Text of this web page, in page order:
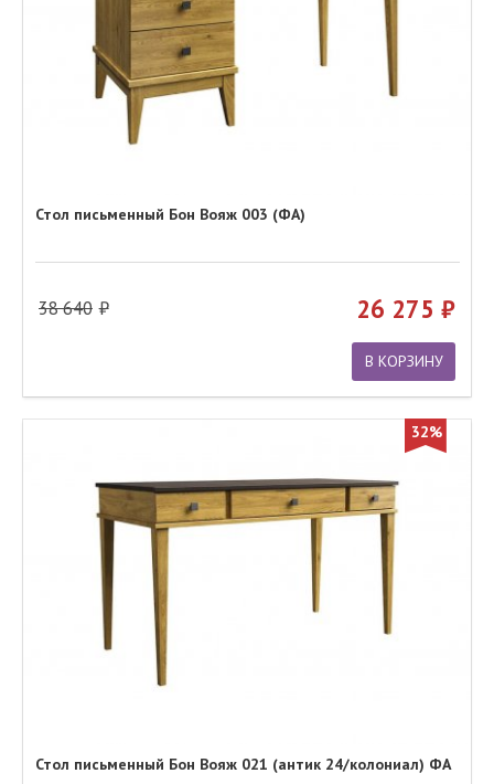
Стол письменный Бон Вояж 003 (ФА)
38 640 26 275
В КОРЗИНУ
32%
Стол письменный Бон Вояж 021 (антик 24/колониал) ФА